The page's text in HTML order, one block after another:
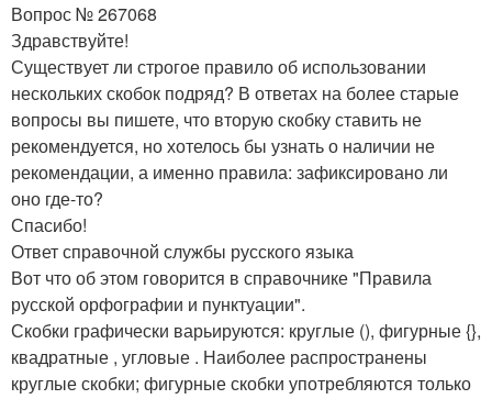
Вопрос № 267068
Здравствуйте!
Существует ли строгое правило об использовании
нескольких скобок подряд? В ответах на более старые
вопросы вы пишете, что вторую скобку ставить не
рекомендуется, но хотелось бы узнать о наличии не
рекомендации, а именно правила: зафиксировано ли
оно где-то?
Спасибо!
Ответ справочной службы русского языка
Вот что об этом говорится в справочнике "Правила
русской орфографии и пунктуации".
Скобки графически варьируются: круглые (), фигурные {},
квадратные , угловые . Наиболее распространены
круглые скобки; фигурные скобки употребляются только